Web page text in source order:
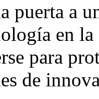
puerta a
en
para
de